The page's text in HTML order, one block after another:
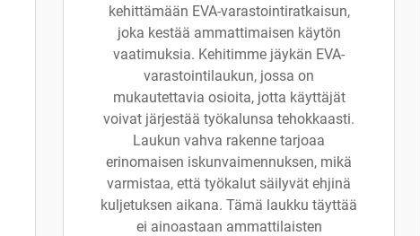
kehittämään EVA-varastointiratkaisun,
joka kestää ammattimaisen käytön
vaatimuksia. Kehitimme jäykän EVA-
varastointilaukun, jossa on
mukautettavia osioita, jotta käyttäjät
voivat järjestää työkalunsa tehokkaasti.
Laukun vahva rakenne tarjoaa
erinomaisen iskunvaimennuksen, mikä
varmistaa, että työkalut säilyvät ehjinä
kuljetuksen aikana. Tämä laukku täyttää
ei ainoastaan ammattilaisten